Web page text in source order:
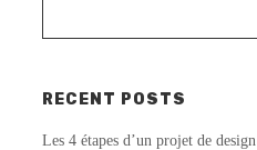
RECENT POSTS
Les 4 étapes d’un projet de design